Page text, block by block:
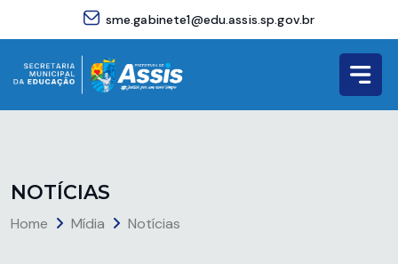
sme.gabinete1@edu.assis.sp.gov.br
NOTÍCIAS
Home Mídia Notícias